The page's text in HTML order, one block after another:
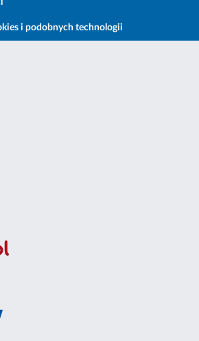
i podobnych technologii